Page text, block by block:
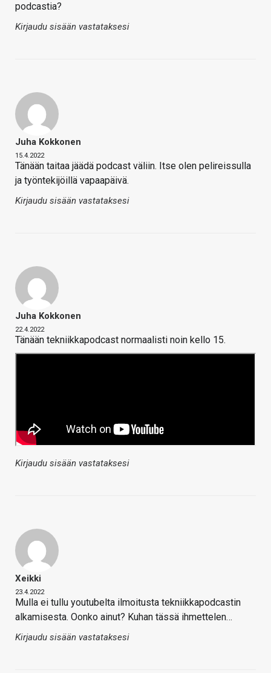
podcastia?
Kirjaudu sisään vastataksesi
Juha Kokkonen
15.4.2022
Tänään taitaa jäädä podcast väliin. Itse olen pelireissulla
ja työntekijöillä vapaapäivä.
Kirjaudu sisään vastataksesi
Juha Kokkonen
22.4.2022
Tänään tekniikkapodcast normaalisti noin kello 15.
Kirjaudu sisään vastataksesi
Xeikki
23.4.2022
Mulla ei tullu youtubelta ilmoitusta tekniikkapodcastin
alkamisesta. Oonko ainut? Kuhan tässä ihmettelen…
Kirjaudu sisään vastataksesi